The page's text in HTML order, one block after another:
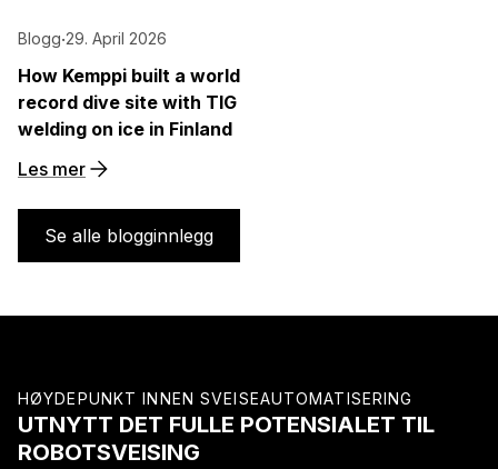
Blogg·29. April 2026
How Kemppi built a world
record dive site with TIG
welding on ice in Finland
Les mer
Se alle blogginnlegg
UTNYTT DET FULLE POTENSIALET TIL
ROBOTSVEISING
HØYDEPUNKT INNEN SVEISEAUTOMATISERING